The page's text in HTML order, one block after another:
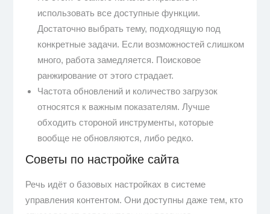
использовать все доступные функции.
Достаточно выбрать тему, подходящую под
конкретные задачи. Если возможностей слишком
много, работа замедляется. Поисковое
ранжирование от этого страдает.
Частота обновлений и количество загрузок
относятся к важным показателям. Лучше
обходить стороной инструменты, которые
вообще не обновляются, либо редко.
Советы по настройке сайта
Речь идёт о базовых настройках в системе
управления контентом. Они доступны даже тем, кто